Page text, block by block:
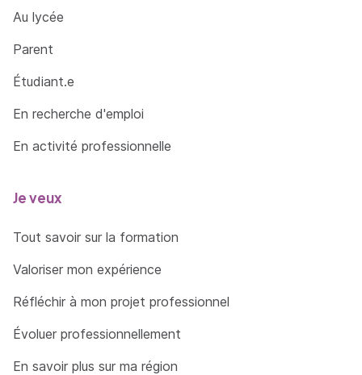
Les widgets et sidebar.
Thème enfant :
Créer et activer le thème enfant.
Arborescence et hiérarchie des fichiers.
footer.php.
Les boucles et marqueurs.
Au lycée
Parent
Étudiant.e
En recherche d'emploi
En activité professionnelle
Je veux
Tout savoir sur la formation
Valoriser mon expérience
Réfléchir à mon projet professionnel
Évoluer professionnellement
En savoir plus sur ma région